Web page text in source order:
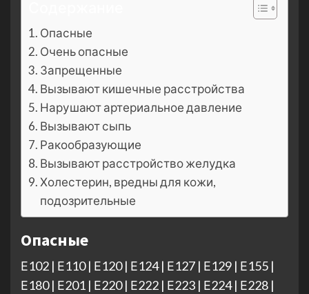
Опасные
Очень опасные
Запрещенные
Вызывают кишечные расстройства
Нарушают артериальное давление
Вызывают сыпь
Ракообразующие
Вызывают расстройство желудка
Холестерин, вредны для кожи,
подозрительные
Опасные
Е102 | Е110 | Е120 | Е124 | Е127 | Е129 | Е155 |
Е180 | Е201 | Е220 | Е222 | Е223 | Е224 | Е228 |